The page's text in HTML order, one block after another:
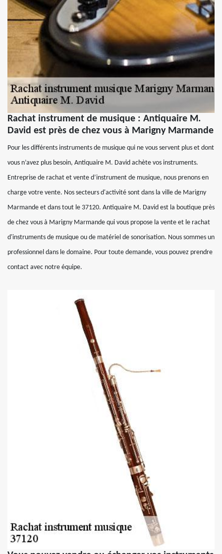
Rachat instrument de musique : Antiquaire M.
David est près de chez vous à Marigny Marmande
Pour les différents instruments de musique qui ne vous servent plus et dont
vous n’avez plus besoin, Antiquaire M. David achète vos instruments.
Entreprise de rachat et vente d’instrument de musique, nous prenons en
charge votre vente. Nos secteurs d'activité sont dans la ville de Marigny
Marmande et dans tout le 37120. Antiquaire M. David est la boutique près
de chez vous à Marigny Marmande qui vous propose la vente et le rachat
d'instruments de musique ou de matériel de sonorisation. Nous sommes un
professionnel dans le domaine. Pour toute demande, vous pouvez prendre
contact avec notre équipe.